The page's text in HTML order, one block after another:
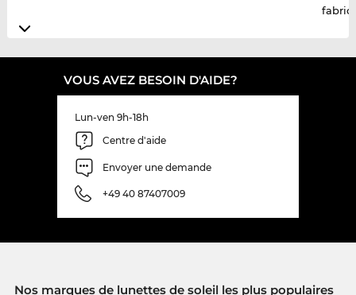
VOUS AVEZ BESOIN D'AIDE?
Lun-ven 9h-18h
Centre d'aide
Envoyer une demande
+49 40 87407009
Nos marques de lunettes de soleil les plus populaires